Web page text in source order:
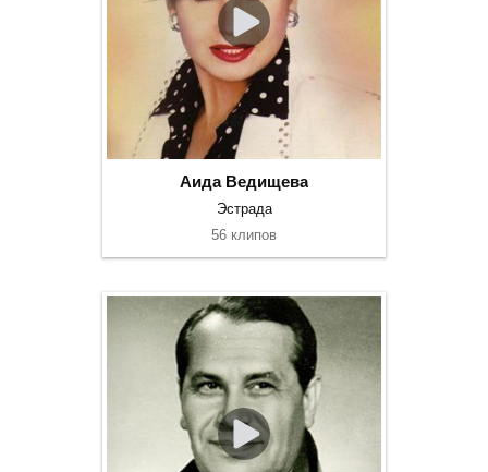
Аида Ведищева
Эстрада
56 клипов